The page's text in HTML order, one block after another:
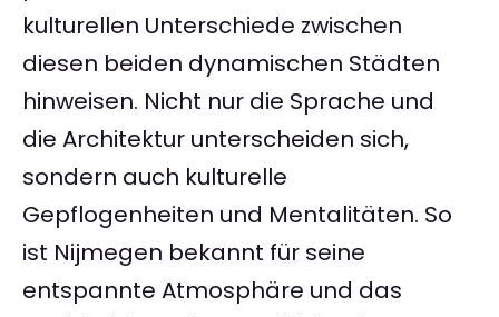
kulturellen Unterschiede zwischen
diesen beiden dynamischen Städten
hinweisen. Nicht nur die Sprache und
die Architektur unterscheiden sich,
sondern auch kulturelle
Gepflogenheiten und Mentalitäten. So
ist Nijmegen bekannt für seine
entspannte Atmosphäre und das